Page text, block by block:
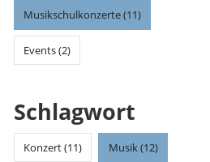
Musikschulkonzerte (11)
Events (2)
Schlagwort
Konzert (11) Musik (12)